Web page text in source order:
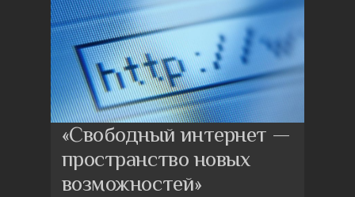
«Свободный интернет —
пространство новых
возможностей»